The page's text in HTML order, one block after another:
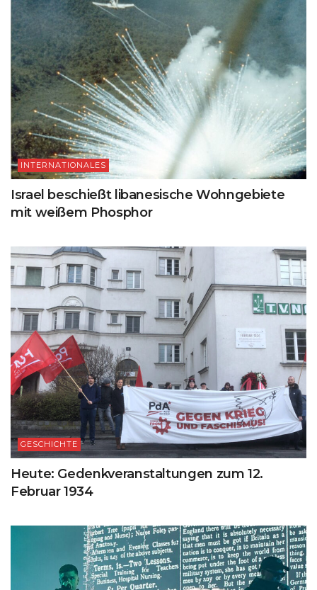
INTERNATIONALES
Israel beschießt libanesische Wohngebiete
mit weißem Phosphor
GESCHICHTE
Heute: Gedenkveranstaltungen zum 12.
Februar 1934